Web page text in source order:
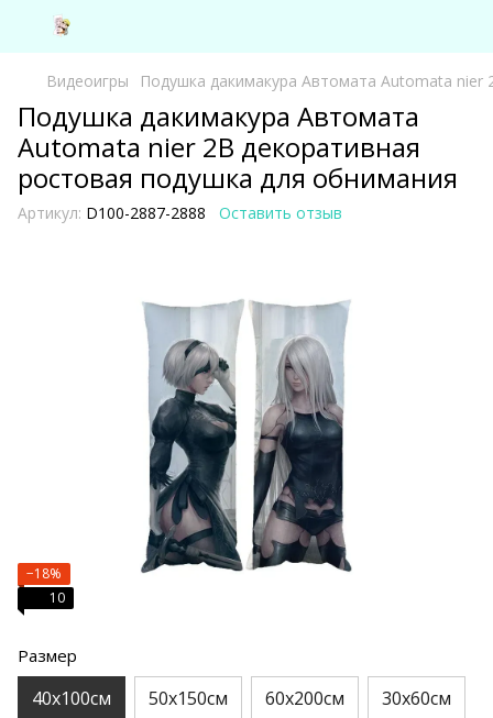
Видеоигры Подушка дакимакура Автомата Аutomata nier
Подушка дакимакура Автомата
Аutomata nier 2B декоративная
ростовая подушка для обнимания
Артикул: D100-2887-2888 Оставить отзыв
−18%
10
Размер
40х100см 50х150см 60х200см 30х60см